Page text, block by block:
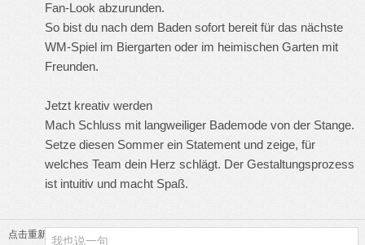
Fan-Look abzurunden.
So bist du nach dem Baden sofort bereit für das nächste
WM-Spiel im Biergarten oder im heimischen Garten mit
Freunden.
Jetzt kreativ werden
Mach Schluss mit langweiliger Bademode von der Stange.
Setze diesen Sommer ein Statement und zeige, für
welches Team dein Herz schlägt. Der Gestaltungsprozess
ist intuitiv und macht Spaß.
点击重新加载